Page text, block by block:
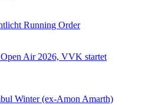
Running Order
Air 2026, VVK startet
Winter (ex-Amon Amarth)